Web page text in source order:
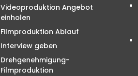
Videoproduktion Angebot
einholen
Filmproduktion Ablauf
Interview geben
Drehgenehmigung-
Filmproduktion